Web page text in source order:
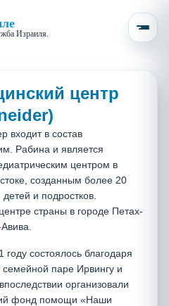
Израиля.
центр
входит в состав
Рабина и является
центром в
созданным более 20
и подростков.
страны в городе Петах-
состоялось благодаря
паре Ирвингу и
организовали
фонд помощи «Наши